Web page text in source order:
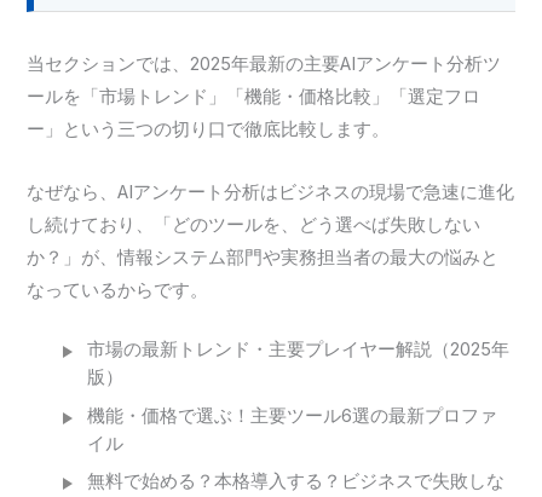
当セクションでは、2025年最新の主要AIアンケート分析ツ
ールを「市場トレンド」「機能・価格比較」「選定フロ
ー」という三つの切り口で徹底比較します。
なぜなら、AIアンケート分析はビジネスの現場で急速に進化
し続けており、「どのツールを、どう選べば失敗しない
か？」が、情報システム部門や実務担当者の最大の悩みと
なっているからです。
市場の最新トレンド・主要プレイヤー解説（2025年
版）
機能・価格で選ぶ！主要ツール6選の最新プロファ
イル
無料で始める？本格導入する？ビジネスで失敗しな